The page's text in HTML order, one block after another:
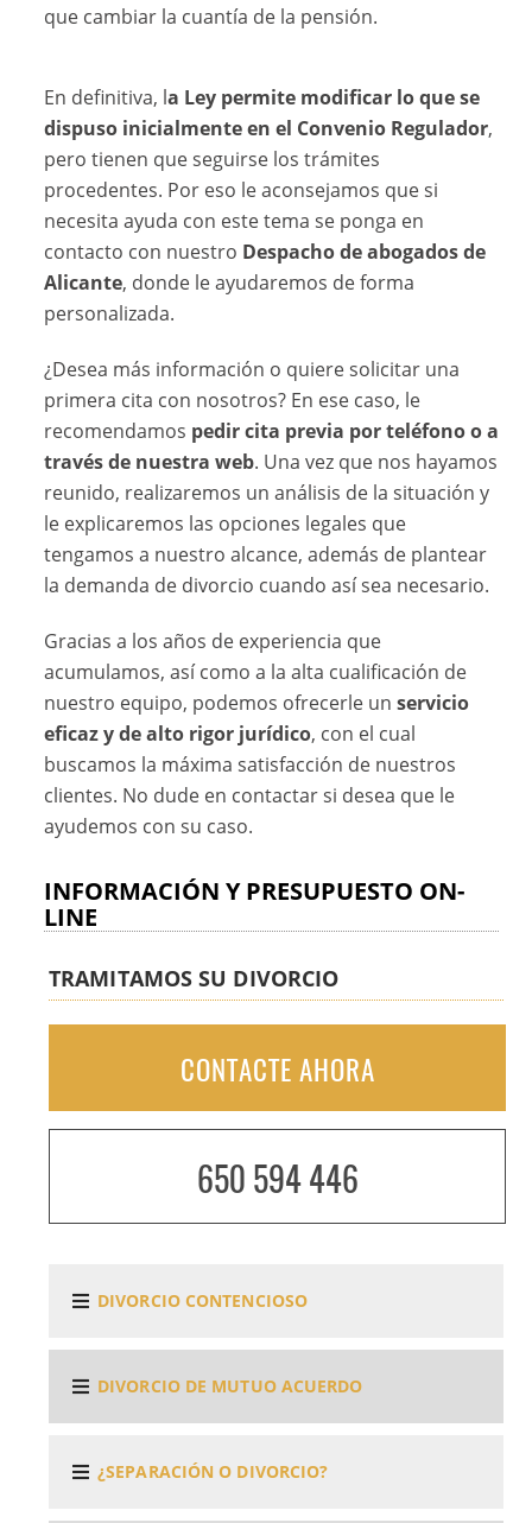
que cambiar la cuantía de la pensión.
En definitiva, la Ley permite modificar lo que se
dispuso inicialmente en el Convenio Regulador,
pero tienen que seguirse los trámites
procedentes. Por eso le aconsejamos que si
necesita ayuda con este tema se ponga en
contacto con nuestro Despacho de abogados de
Alicante, donde le ayudaremos de forma
personalizada.
¿Desea más información o quiere solicitar una
primera cita con nosotros? En ese caso, le
recomendamos pedir cita previa por teléfono o a
través de nuestra web. Una vez que nos hayamos
reunido, realizaremos un análisis de la situación y
le explicaremos las opciones legales que
tengamos a nuestro alcance, además de plantear
la demanda de divorcio cuando así sea necesario.
Gracias a los años de experiencia que
acumulamos, así como a la alta cualificación de
nuestro equipo, podemos ofrecerle unservicio
eficaz y de alto rigor jurídico, con el cual
buscamos la máxima satisfacción de nuestros
clientes. No dude en contactar si desea que le
ayudemos con su caso.
INFORMACIÓN Y PRESUPUESTO ON-
LINE
TRAMITAMOS SU DIVORCIO
CONTACTE AHORA
650 594 446
DIVORCIO CONTENCIOSO
DIVORCIO DE MUTUO ACUERDO
¿SEPARACIÓN O DIVORCIO?